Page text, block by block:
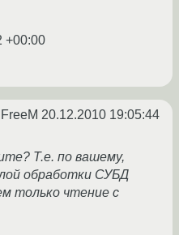
+00:00
20.12.2010 19:05:44
Т.е. по вашему,
обработки СУБД
только чтение с